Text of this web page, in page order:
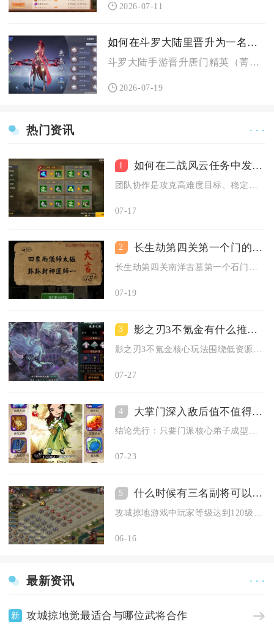
2026-07-11
如何在斗罗大陆里晋升为一名精英
斗罗大陆手游晋升唐门精英（菁英）分为快速付费速成与零氪长期积...
2026-07-19
热门资讯 · · ·
1 如何在二战风云任务中发挥团队协作的重要性
07-17
2 长生劫第四关第一个门的开门条件是什么
07-19
3 影之刃3不氪金有什么推荐玩法
07-27
4 大掌门深入敌后值不值得获得奖励
结论先行：只要门派核心弟子成型、日常资源储备充足，深入敌后的...
07-23
5 什么时候有三名副将可以加入攻城掠地
攻城掠地游戏中玩家等级达到120级后即可解锁三名副将同时上阵...
06-16
最新资讯 · · ·
新 攻城掠地觉最适合与哪位武将合作